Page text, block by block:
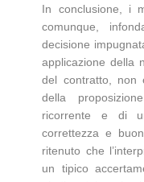
In conclusione, i
comunque,
decisione
applicazione della
del contratto, non
della
ricorrente e di
correttezza e
ritenuto che
un tipico